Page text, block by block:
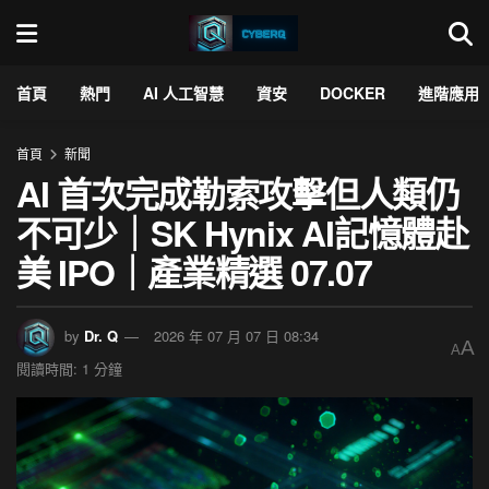
首頁 熱門 AI 人工智慧 資安 DOCKER 進階應用
首頁 新聞
AI 首次完成勒索攻擊但人類仍
不可少｜SK Hynix AI記憶體赴
美 IPO｜產業精選 07.07
by Dr. Q
2026 年 07 月 07 日 08:34
閱讀時間: 1 分鐘
AA